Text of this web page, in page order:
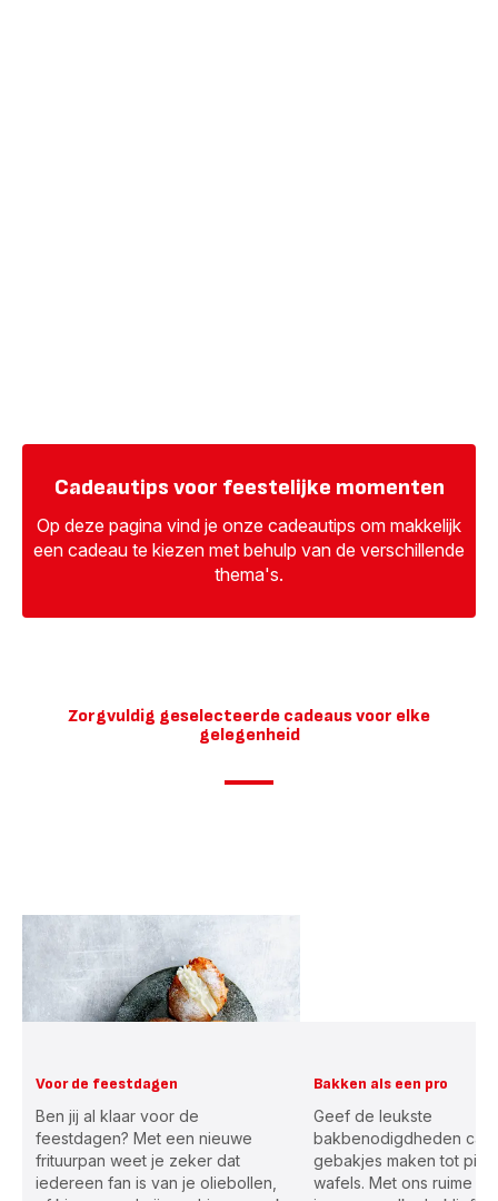
Cadeautips voor feestelijke momenten
Op deze pagina vind je onze cadeautips om makkelijk
een cadeau te kiezen met behulp van de verschillende
thema's.
Zorgvuldig geselecteerde cadeaus voor elke
gelegenheid
Voor de feestdagen
Ben jij al klaar voor de
feestdagen? Met een nieuwe
frituurpan weet je zeker dat
iedereen fan is van je oliebollen,
Bakken als een pro
Geef de leukste
bakbenodigdheden
gebakjes maken tot
wafels. Met ons ruime